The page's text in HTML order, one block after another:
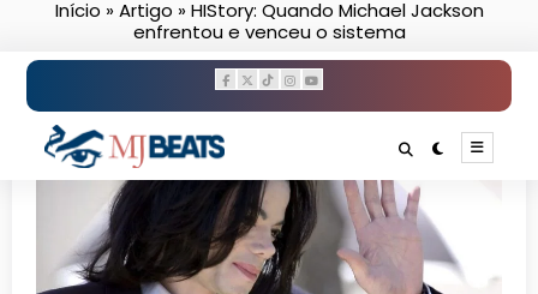
Início »Artigo »HIStory: Quando Michael Jackson
enfrentou e venceu o sistema